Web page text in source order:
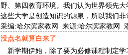
野、第四教育环境。我们认为世界领先
这些大学是创造知识的源泉，所以我们非
采编:哈尔滨家教网 来源:哈尔滨家教网
没点名就算白来了
新学期伊始，除了要为必修课程制定